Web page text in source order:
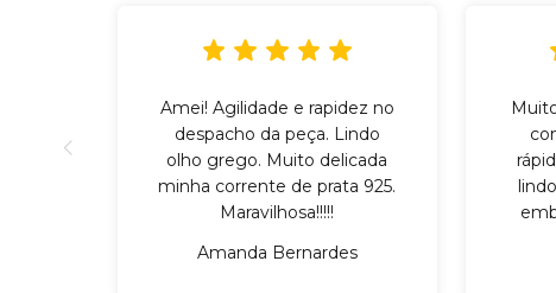
Amei! Agilidade e rapidez no
despacho da peça. Lindo
olho grego. Muito delicada
minha corrente de prata 925.
Maravilhosa!!!!!
Amanda Bernardes